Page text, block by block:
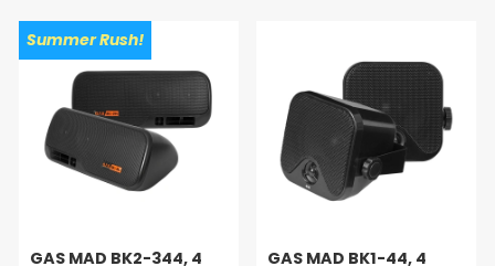
Summer Rush!
GAS MAD BK2-344, 4
GAS MAD BK1-44, 4